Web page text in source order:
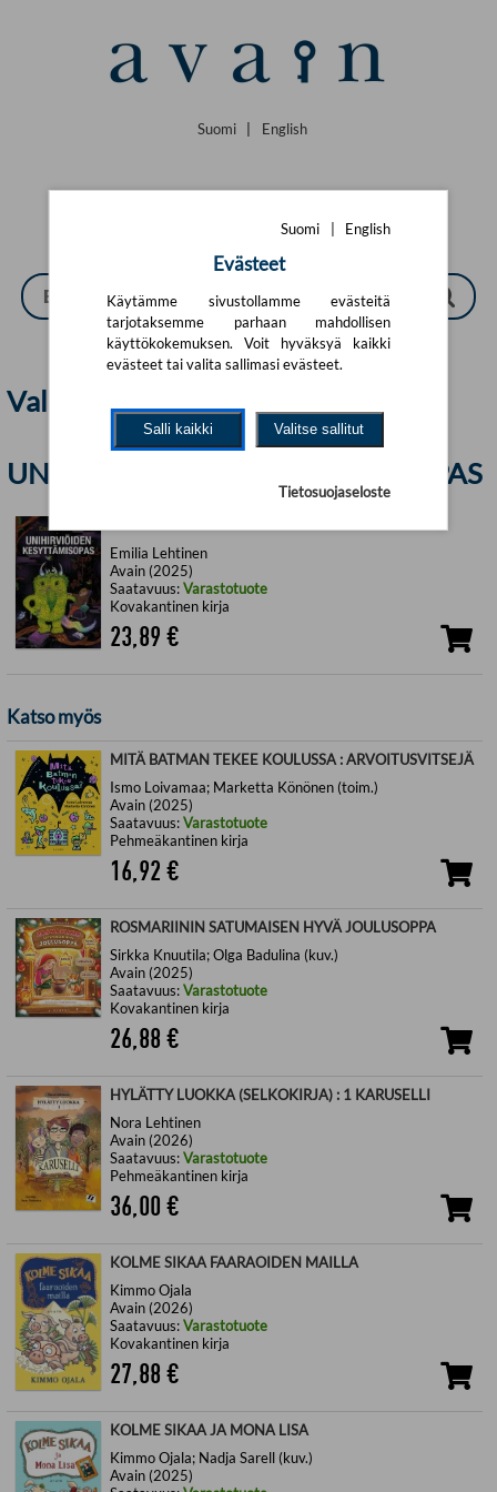
Suomi English
Valo | Avain
UNIHIRVIÖIDEN KESYTTÄMISOPAS
Emilia Lehtinen
Avain (2025)
Saatavuus:Varastotuote
Kovakantinen kirja
23,89 €
Katso myös
MITÄ BATMAN TEKEE KOULUSSA : ARVOITUSVITSEJÄ
Ismo Loivamaa; Marketta Könönen (toim.)
Avain (2025)
Saatavuus:Varastotuote
Pehmeäkantinen kirja
16,92 €
ROSMARIININ SATUMAISEN HYVÄ JOULUSOPPA
Sirkka Knuutila; Olga Badulina (kuv.)
Avain (2025)
Saatavuus:Varastotuote
Kovakantinen kirja
26,88 €
HYLÄTTY LUOKKA (SELKOKIRJA) : 1 KARUSELLI
Nora Lehtinen
Avain (2026)
Saatavuus:Varastotuote
Pehmeäkantinen kirja
36,00 €
KOLME SIKAA FAARAOIDEN MAILLA
Kimmo Ojala
Avain (2026)
Saatavuus:Varastotuote
Kovakantinen kirja
27,88 €
KOLME SIKAA JA MONA LISA
Kimmo Ojala; Nadja Sarell (kuv.)
Avain (2025)
Suomi | English
Evästeet
Käytämme sivustollamme evästeitä
tarjotaksemme parhaan mahdollisen
käyttökokemuksen. Voit hyväksyä kaikki
evästeet tai valita sallimasi evästeet.
Salli kaikki Valitse sallitut
Tietosuojaseloste